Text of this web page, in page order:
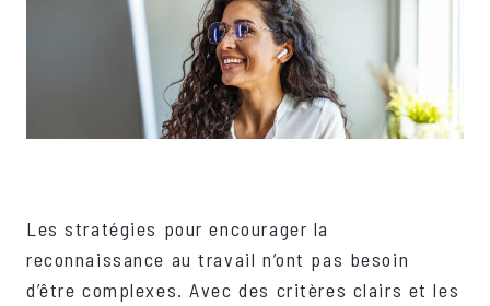
Les stratégies pour encourager la
reconnaissance au travail n’ont pas besoin
d’être complexes. Avec des critères clairs et les